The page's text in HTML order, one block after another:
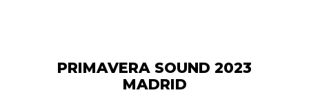
PRIMAVERA SOUND 2023
MADRID